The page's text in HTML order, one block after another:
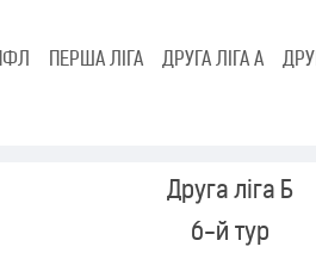
ПФЛ ПЕРША ЛІГА ДРУГА ЛІГА А
Друга ліга Б
6-й тур